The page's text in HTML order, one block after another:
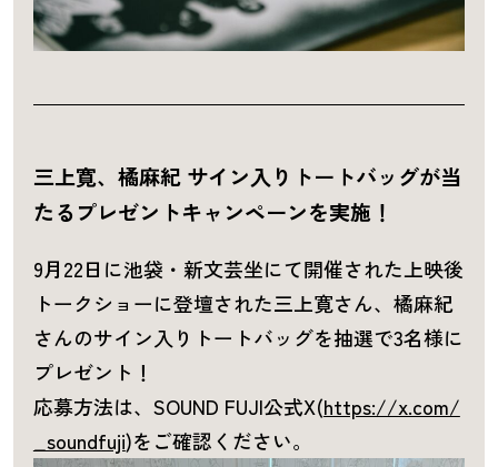
三上寛、橘麻紀 サイン入りトートバッグが当
たるプレゼントキャンペーンを実施！
9月22日に池袋・新文芸坐にて開催された上映後
トークショーに登壇された三上寛さん、橘麻紀
さんのサイン入りトートバッグを抽選で3名様に
プレゼント！
応募方法は、SOUND FUJI公式X(https://x.com/
_soundfuji)をご確認ください。